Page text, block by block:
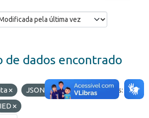
de dados encontrado
JSON API
Etiquetas:
IED